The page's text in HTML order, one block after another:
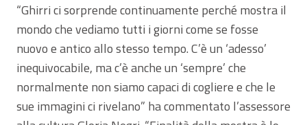
“Ghirri ci sorprende continuamente perché mostra il
mondo che vediamo tutti i giorni come se fosse
nuovo e antico allo stesso tempo. C’è un ‘adesso’
inequivocabile, ma c’è anche un ‘sempre’ che
normalmente non siamo capaci di cogliere e che le
sue immagini ci rivelano” ha commentato l’assessore